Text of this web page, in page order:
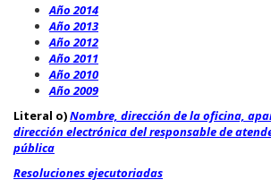
Año 2014
Año 2013
Año 2012
Año 2011
Año 2010
Año 2009
Literal o)Nombre, dirección de la oficina,
dirección electrónica del responsable de
pública
Resoluciones ejecutoriadas